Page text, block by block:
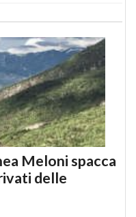
Meloni spacca
delle